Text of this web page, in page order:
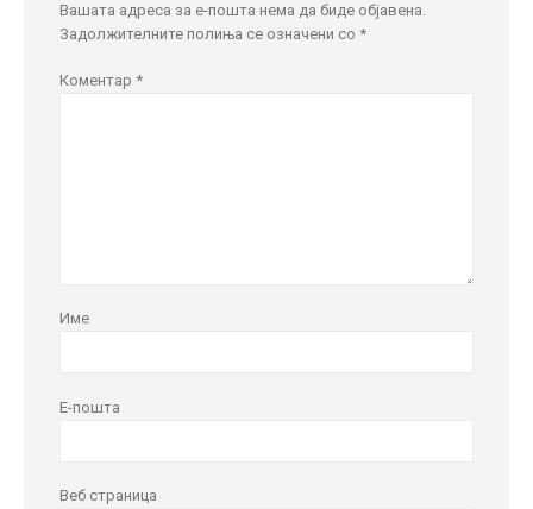
Вашата адреса за е-пошта нема да биде објавена.
Задолжителните полиња се означени со *
Коментар *
Име
Е-пошта
Веб страница